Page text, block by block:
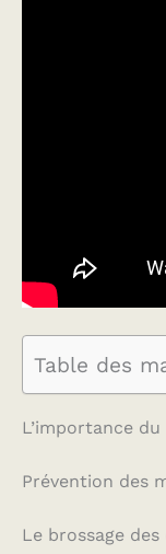
Table des
L’importance
Prévention des
Le brossage